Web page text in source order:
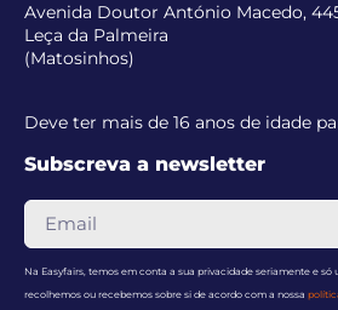
Avenida Doutor António Macedo,
Leça da Palmeira
(Matosinhos)
Deve ter mais de 16 anos de idade
Subscreva a newsletter
Na Easyfairs, temos em conta a sua privacidade seriamente e só
recolhemos ou recebemos sobre si de acordo com a nossa